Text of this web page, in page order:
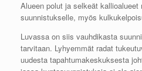
Alueen polut ja selkeät
suunnistukselle, myös
Luvassa on siis vauhdikasta
tarvitaan. Lyhyemmät radat
uudesta tapahtumakeskuksesta